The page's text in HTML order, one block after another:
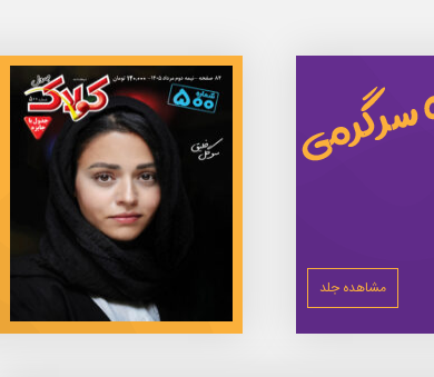
مشاهده جلد